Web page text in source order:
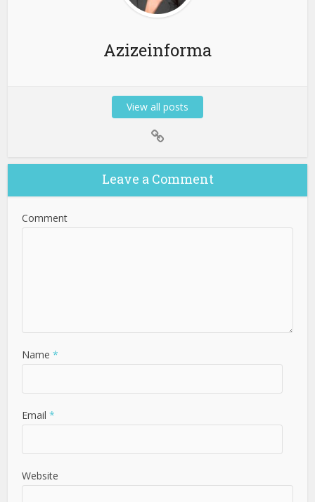
Azizeinforma
View all posts
Leave a Comment
Comment
Name *
Email *
Website